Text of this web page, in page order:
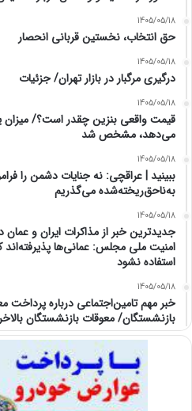
1405/05/18
حق انتخاب، نخستین قربانی انحصار
1405/05/18
درگیری مرگبار در بازار تهران/ جزئیات
1405/05/18
قیمت واقعی بنزین چقدر است؟/ میزان
می‌دهد، مشخص شد
1405/05/18
ببینید | عراقچی: نه جنایات دشمن را
به‌ناحق‌ریخته‌شده می‌گذریم
1405/05/18
جدیدترین خبر از مذاکرات ایران و
امنیت ملی مجلس: عمانی‌ها
استفاده نشود
1405/05/18
خبر مهم تامین‌اجتماعی درباره پرداخت
بازنشستگان/ معوقات بازنشستگان